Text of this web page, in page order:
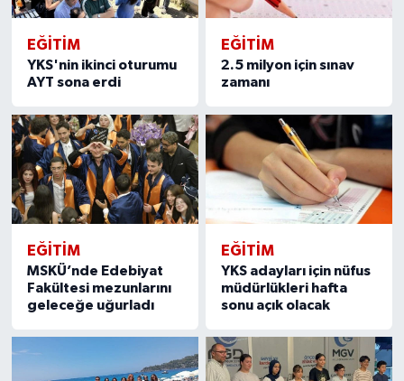
EĞITIM
YKS'nin ikinci oturumu
AYT sona erdi
EĞITIM
2.5 milyon için sınav
zamanı
EĞITIM
MSKÜ’nde Edebiyat
Fakültesi mezunlarını
geleceğe uğurladı
EĞITIM
YKS adayları için nüfus
müdürlükleri hafta
sonu açık olacak